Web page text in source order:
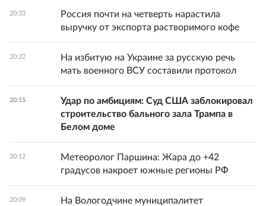
20:33
Россия почти на четверть нарастила
выручку от экспорта растворимого кофе
20:22
На избитую на Украине за русскую речь
мать военного ВСУ составили протокол
20:15
Удар по амбициям: Суд США заблокировал
строительство бального зала Трампа в
Белом доме
20:12
Метеоролог Паршина: Жара до +42
градусов накроет южные регионы РФ
20:09
На Вологодчине муниципалитет